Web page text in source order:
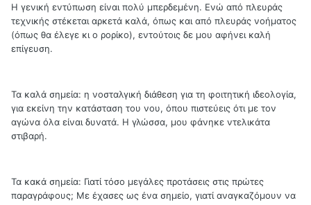
Η γενική εντύπωση είναι πολύ μπερδεμένη. Ενώ από πλευράς
τεχνικής στέκεται αρκετά καλά, όπως και από πλευράς νοήματος
(όπως θα έλεγε κι ο ρορίκο), εντούτοις δε μου αφήνει καλή
επίγευση.
Τα καλά σημεία: η νοσταλγική διάθεση για τη φοιτητική ιδεολογία,
για εκείνη την κατάσταση του νου, όπου πιστεύεις ότι με τον
αγώνα όλα είναι δυνατά. Η γλώσσα, μου φάνηκε ντελικάτα
στιβαρή.
Τα κακά σημεία: Γιατί τόσο μεγάλες προτάσεις στις πρώτες
παραγράφους; Με έχασες ως ένα σημείο, γιατί αναγκαζόμουν να